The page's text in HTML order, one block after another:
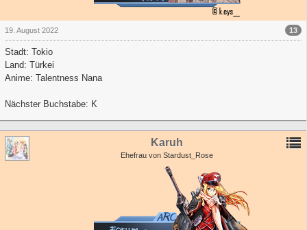
13
19. August 2022
Stadt: Tokio
Land: Türkei
Anime: Talentness Nana
Nächster Buchstabe: K
Karuh
Ehefrau von Stardust_Rose